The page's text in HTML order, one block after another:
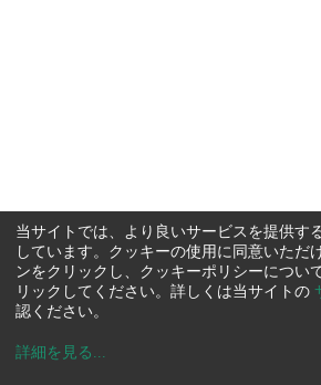
当サイトでは、より良いサービスを提供す
しています。クッキーの使用に同意いただ
ンをクリックし、クッキーポリシーについ
リックしてください。詳しくは当サイトの
認ください。
詳細を見る ...